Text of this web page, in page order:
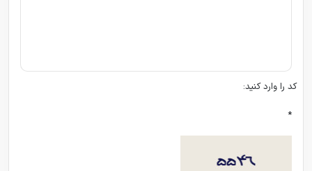
کد را وارد کنید:
*